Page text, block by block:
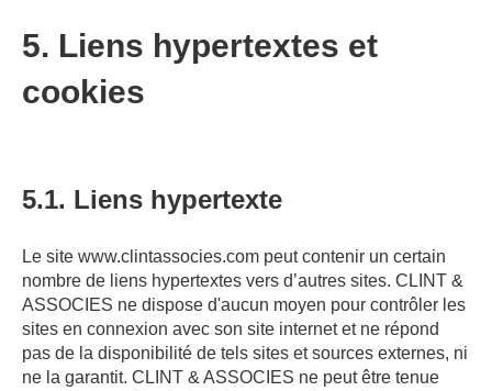
5. Liens hypertextes et
cookies
5.1. Liens hypertexte
Le site www.clintassocies.com peut contenir un certain
nombre de liens hypertextes vers d’autres sites. CLINT &
ASSOCIES ne dispose d'aucun moyen pour contrôler les
sites en connexion avec son site internet et ne répond
pas de la disponibilité de tels sites et sources externes, ni
ne la garantit. CLINT & ASSOCIES ne peut être tenue